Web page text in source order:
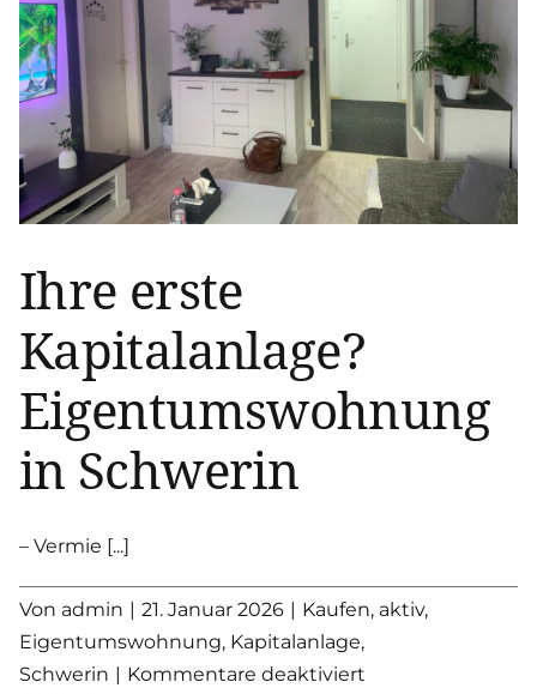
Ihre erste
Kapitalanlage?
Eigentumswohnung
in Schwerin
– Vermie [...]
Von admin | 21. Januar 2026 | Kaufen, aktiv,
Eigentumswohnung, Kapitalanlage,
Schwerin | Kommentare deaktiviert